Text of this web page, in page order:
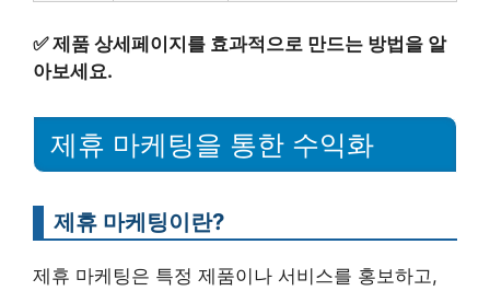
✅제품 상세페이지를 효과적으로 만드는 방법을 알
아보세요.
제휴 마케팅을 통한 수익화
제휴 마케팅이란?
제휴 마케팅은 특정 제품이나 서비스를 홍보하고,